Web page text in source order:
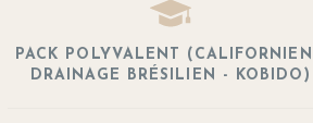
PACK POLYVALENT
DRAINAGE BRÉSILIEN - KOBIDO)